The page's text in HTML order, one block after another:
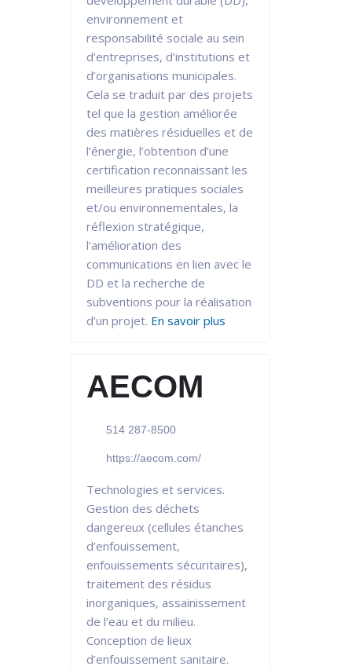
environnement et
responsabilité sociale au sein
d’entreprises, d’institutions et
d’organisations municipales.
Cela se traduit par des projets
tel que la gestion améliorée
des matières résiduelles et de
l’énergie, l’obtention d’une
certification reconnaissant les
meilleures pratiques sociales
et/ou environnementales, la
réflexion stratégique,
l’amélioration des
communications en lien avec le
DD et la recherche de
subventions pour la réalisation
d’un projet. En savoir plus
AECOM
514 287-8500
https://aecom.com/
Technologies et services.
Gestion des déchets
dangereux (cellules étanches
d’enfouissement,
enfouissements sécuritaires),
traitement des résidus
inorganiques, assainissement
de l’eau et du milieu.
Conception de lieux
d’enfouissement sanitaire.